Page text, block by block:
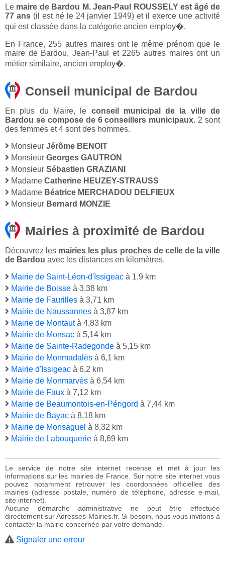
Le maire de Bardou M. Jean-Paul ROUSSELY est âgé de
77 ans(il est né le 24 janvier 1949) et il exerce une activité
qui est classée dans la catégorie ancien employ�.
En France, 255 autres maires ont le même prénom que le
maire de Bardou, Jean-Paul et 2265 autres maires ont un
métier similaire, ancien employ�.
Conseil municipal de Bardou
En plus du Maire, le conseil municipal de la ville de
Bardou se compose de 6 conseillers municipaux. 2 sont
des femmes et 4 sont des hommes.
Monsieur Jérôme BENOIT
Monsieur Georges GAUTRON
Monsieur Sébastien GRAZIANI
Madame Catherine HEUZEY-STRAUSS
Madame Béatrice MERCHADOU DELFIEUX
Monsieur Bernard MONZIE
Mairies à proximité de Bardou
Découvrez les mairies les plus proches de celle de la ville
de Bardou avec les distances en kilomètres.
Mairie de Saint-Léon-d'Issigeac à 1,9 km
Mairie de Boisse à 3,38 km
Mairie de Faurilles à 3,71 km
Mairie de Naussannes à 3,87 km
Mairie de Montautà 4,83 km
Mairie de Monsac à 5,14 km
Mairie de Sainte-Radegonde à 5,15 km
Mairie de Monmadalès à 6,1 km
Mairie d'Issigeac à 6,2 km
Mairie de Monmarvès à 6,54 km
Mairie de Faux à 7,12 km
Mairie de Beaumontois-en-Périgord à 7,44 km
Mairie de Bayac à 8,18 km
Mairie de Monsaguel à 8,32 km
Mairie de Labouquerie à 8,69 km
Le service de notre site internet recense et met à jour les
informations sur les mairies de France. Sur notre site internet vous
pouvez notamment retrouver les coordonnées officielles des
mairies (adresse postale, numéro de téléphone, adresse e-mail,
site internet).
Aucune démarche administrative ne peut être effectuée
directement sur Adresses-Mairies.fr. Si besoin, nous vous invitons à
contacter la mairie concernée par votre demande.
Signaler une erreur